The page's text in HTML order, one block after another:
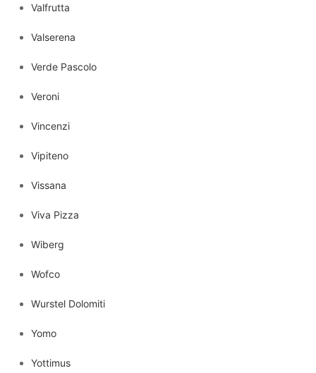
Valfrutta
Valserena
Verde Pascolo
Veroni
Vincenzi
Vipiteno
Vissana
Viva Pizza
Wiberg
Wofco
Wurstel Dolomiti
Yomo
Yottimus